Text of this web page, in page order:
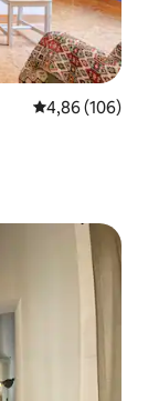
4,86 av 5 i
4,86 (106)